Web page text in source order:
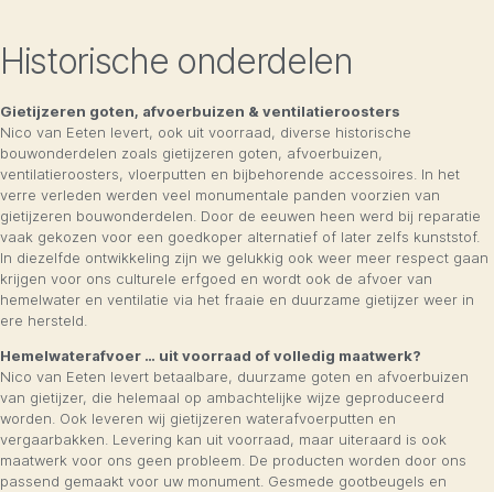
Historische onderdelen
Gietijzeren goten, afvoerbuizen & ventilatieroosters
Nico van Eeten levert, ook uit voorraad, diverse historische
bouwonderdelen zoals gietijzeren goten, afvoerbuizen,
ventilatieroosters, vloerputten en bijbehorende accessoires. In het
verre verleden werden veel monumentale panden voorzien van
gietijzeren bouwonderdelen. Door de eeuwen heen werd bij reparatie
vaak gekozen voor een goedkoper alternatief of later zelfs kunststof.
In diezelfde ontwikkeling zijn we gelukkig ook weer meer respect gaan
krijgen voor ons culturele erfgoed en wordt ook de afvoer van
hemelwater en ventilatie via het fraaie en duurzame gietijzer weer in
ere hersteld.
Hemelwaterafvoer … uit voorraad of volledig maatwerk?
Nico van Eeten levert betaalbare, duurzame goten en afvoerbuizen
van gietijzer, die helemaal op ambachtelijke wijze geproduceerd
worden. Ook leveren wij gietijzeren waterafvoerputten en
vergaarbakken. Levering kan uit voorraad, maar uiteraard is ook
maatwerk voor ons geen probleem. De producten worden door ons
passend gemaakt voor uw monument. Gesmede gootbeugels en